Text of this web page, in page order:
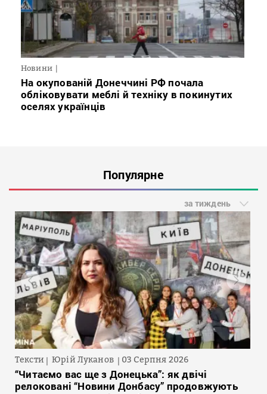
Новини
На окупованій Донеччині РФ почала
обліковувати меблі й техніку в покинутих
оселях українців
Популярне
за тиждень
Тексти Юрій Луканов 03 Серпня 2026
“Читаємо вас ще з Донецька”: як двічі
релоковані “Новини Донбасу” продовжують